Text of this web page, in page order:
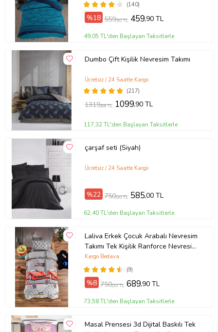
(140)
%18 559,90 TL 459,90 TL
49,05 TL'den Başlayan Taksitlerle
Dumbo Çift Kişilik Nevresim Takımı
(217)
Ücretsiz / 24 Saatte Kargo
1319,88 TL 1099,90 TL
117,32 TL'den Başlayan Taksitlerle
çarşaf seti (Siyah)
Ücretsiz / 24 Saatte Kargo
%22 750,00 TL 585,00 TL
62,40 TL'den Başlayan Taksitlerle
Laliva Erkek Çocuk Arabalı Nevresim
Takımı Tek Kişilik Ranforce Nevresim
Takımı
(9)
Kargo Bedava
%8 750,00 TL 689,90 TL
73,58 TL'den Başlayan Taksitlerle
Masal Prensesi 3d Dijital Baskılı Tek